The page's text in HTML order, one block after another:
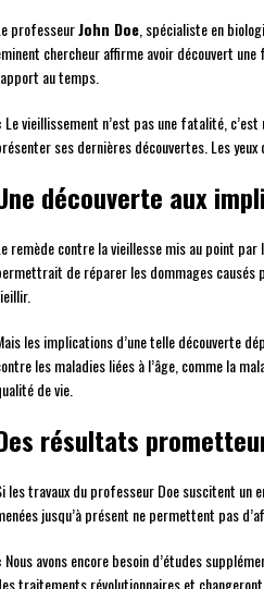
professeurJohn Doe , spécialiste en
chercheur affirme avoir découvert
au temps.
Le vieillissement n’est pas une fatalité,
ses dernières découvertes. Les
découverte aux
remède contre la vieillesse mis au point
de réparer les dommages causés
les implications d’une telle découverte
les maladies liées à l’âge, comme la
de vie.
résultats
les travaux du professeur Doe suscitent
jusqu’à présent ne permettent pas
Nous avons encore besoin d’études
traitements révolutionnaires et